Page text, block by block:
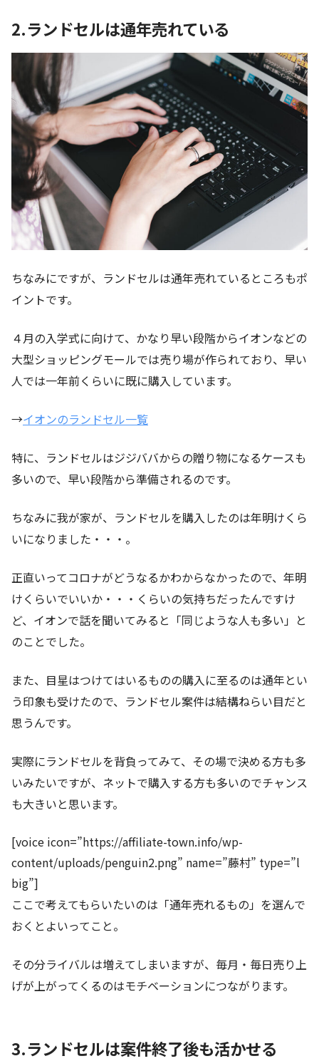
2.ランドセルは通年売れている
ちなみにですが、ランドセルは通年売れているところもポ
イントです。
４月の入学式に向けて、かなり早い段階からイオンなどの
大型ショッピングモールでは売り場が作られており、早い
人では一年前くらいに既に購入しています。
→イオンのランドセル一覧
特に、ランドセルはジジババからの贈り物になるケースも
多いので、早い段階から準備されるのです。
ちなみに我が家が、ランドセルを購入したのは年明けくら
いになりました・・・。
正直いってコロナがどうなるかわからなかったので、年明
けくらいでいいか・・・くらいの気持ちだったんですけ
ど、イオンで話を聞いてみると「同じような人も多い」と
のことでした。
また、目星はつけてはいるものの購入に至るのは通年とい
う印象も受けたので、ランドセル案件は結構ねらい目だと
思うんです。
実際にランドセルを背負ってみて、その場で決める方も多
いみたいですが、ネットで購入する方も多いのでチャンス
も大きいと思います。
[voice icon=”https://affiliate-town.info/wp-
content/uploads/penguin2.png” name=”藤村” type=”l
big”]
ここで考えてもらいたいのは「通年売れるもの」を選んで
おくとよいってこと。
その分ライバルは増えてしまいますが、毎月・毎日売り上
げが上がってくるのはモチベーションにつながります。
3.ランドセルは案件終了後も活かせる